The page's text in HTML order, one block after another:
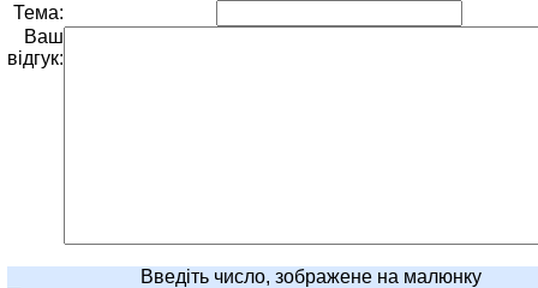
Тема:
Ваш
відгук:
Введіть число, зображене на малюнку